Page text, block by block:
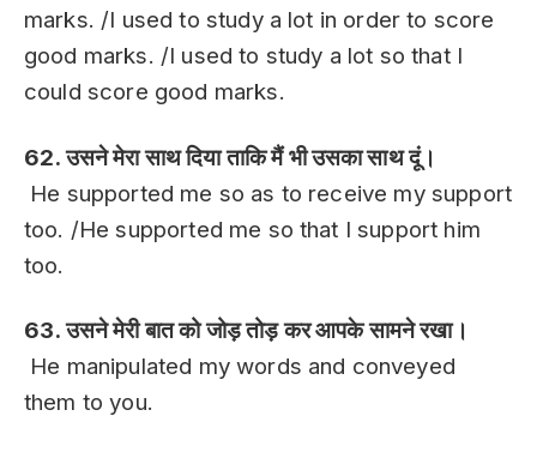
marks. /I used to study a lot in order to score
good marks. /I used to study a lot so that I
could score good marks.
62. उसने मेरा साथ दिया ताकि मैं भी उसका साथ दूं।
He supported me so as to receive my support
too. /He supported me so that I support him
too.
63. उसने मेरी बात को जोड़ तोड़ कर आपके सामने रखा।
He manipulated my words and conveyed
them to you.